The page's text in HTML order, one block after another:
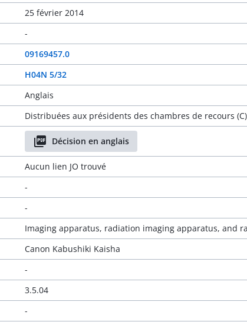
25 février 2014
-
09169457.0
H04N 5/32
Anglais
Distribuées aux présidents des chambres de recours (C)
Décision en anglais
Aucun lien JO trouvé
-
-
Imaging apparatus, radiation imaging apparatus, and
Canon Kabushiki Kaisha
-
3.5.04
-